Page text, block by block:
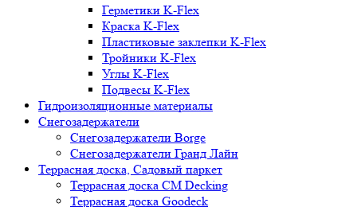
Герметики K-Flex
Краска K-Flex
Пластиковые заклепки K-Flex
Тройники K-Flex
Углы K-Flex
Подвесы K-Flex
Гидроизоляционные материалы
Снегозадержатели
Снегозадержатели Borge
Снегозадержатели Гранд Лайн
Террасная доска, Садовый паркет
Террасная доска CM Decking
Террасная доска Goodeck